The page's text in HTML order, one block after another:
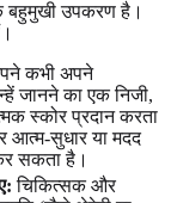
बहुमुखी उपकरण है।
कभी अपने
जानने का एक निजी,
स्कोर प्रदान करता
आत्म-सुधार या मदद
सकता है।
चिकित्सक और